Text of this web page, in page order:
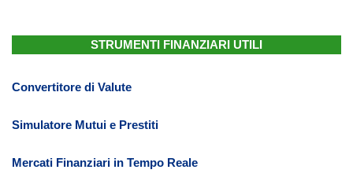
STRUMENTI FINANZIARI UTILI
Convertitore di Valute
Simulatore Mutui e Prestiti
Mercati Finanziari in Tempo Reale